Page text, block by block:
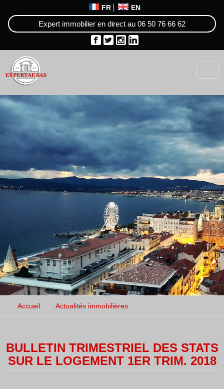
FR EN
Expert immobilier en direct au 06 50 76 66 62
Accueil Actualités immobilières
BULLETIN TRIMESTRIEL DES STATS
SUR LE LOGEMENT 1ER TRIM. 2018